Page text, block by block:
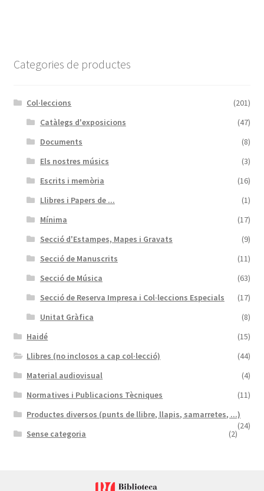
Categories de productes
Col·leccions
(201)
Catàlegs d'exposicions
(47)
Documents
(8)
Els nostres músics
(3)
Escrits i memòria
(16)
Llibres i Papers de ...
(1)
Mínima
(17)
Secció d'Estampes, Mapes i Gravats
(9)
Secció de Manuscrits
(11)
Secció de Música
(63)
Secció de Reserva Impresa i Col·leccions Especials
(17)
Unitat Gràfica
(8)
Haidé
(15)
Llibres (no inclosos a cap col·lecció)
(44)
Material audiovisual
(4)
Normatives i Publicacions Tècniques
(11)
Productes diversos (punts de llibre, llapis, samarretes, ...)
(24)
Sense categoria (2)